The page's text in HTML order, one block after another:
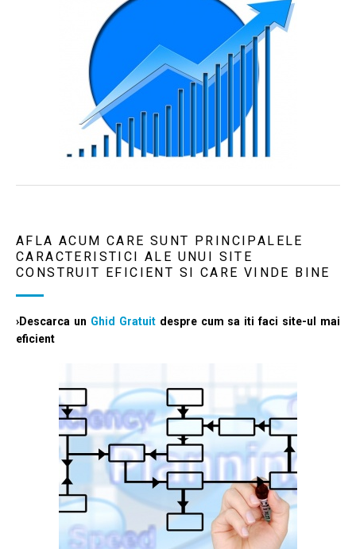
AFLA ACUM CARE SUNT PRINCIPALELE
CARACTERISTICI ALE UNUI SITE
CONSTRUIT EFICIENT SI CARE VINDE BINE
›Descarca un Ghid Gratuitdespre cum sa iti faci site-ul mai
eficient